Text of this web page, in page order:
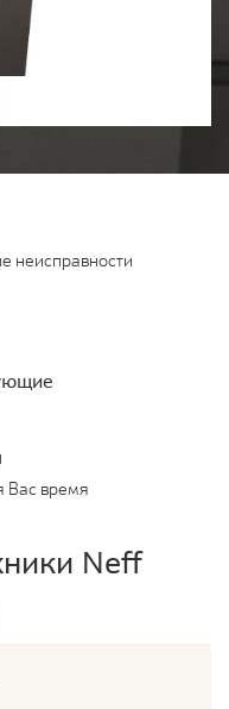
неисправности
Вас время
Neff